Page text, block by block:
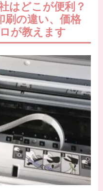
はどこが便利？
刷の違い、価格
が教えます